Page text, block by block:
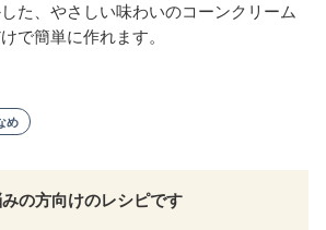
た、やさしい味わいのコーンクリーム
で簡単に作れます。
め
の方向けのレシピです